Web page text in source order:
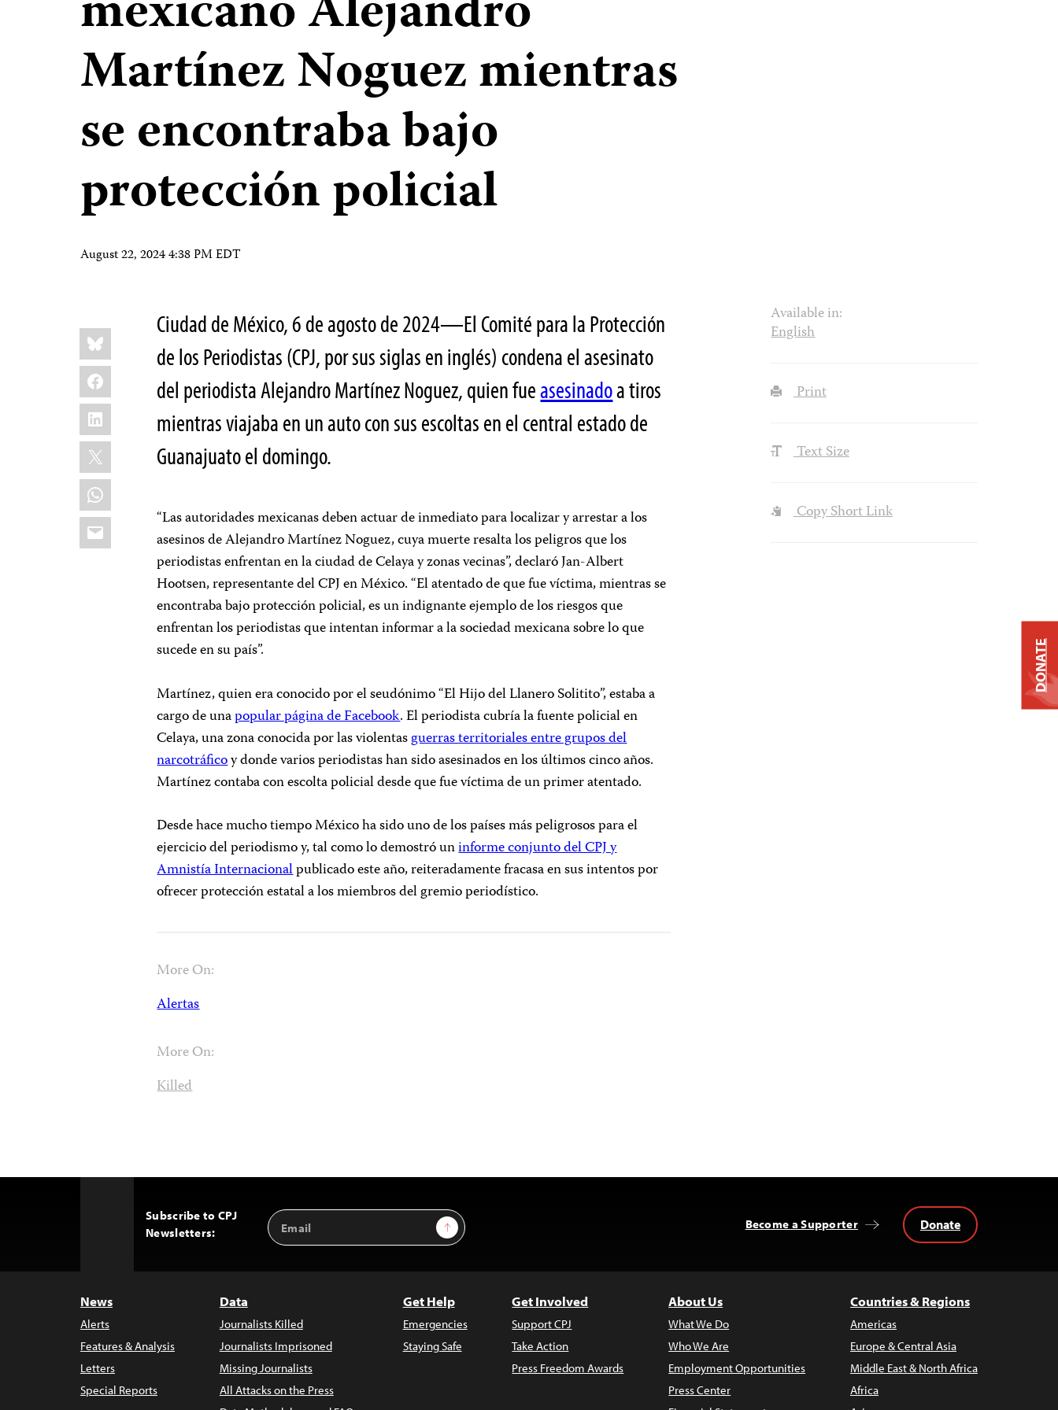
Martínez Noguez mientras
se encontraba bajo
protección policial
August 22, 2024 4:38 PM EDT
Share
this:
Bluesky
Facebook
LinkedIn
X
WhatsApp
Email
Ciudad de México, 6 de agosto de 2024—El Comité para la Protección
de los Periodistas (CPJ, por sus siglas en inglés) condena el asesinato
del periodista Alejandro Martínez Noguez, quien fueasesinadoa tiros
mientras viajaba en un auto con sus escoltas en el central estado de
Guanajuato el domingo.
“Las autoridades mexicanas deben actuar de inmediato para localizar y arrestar a los
asesinos de Alejandro Martínez Noguez, cuya muerte resalta los peligros que los
periodistas enfrentan en la ciudad de Celaya y zonas vecinas”, declaró Jan-Albert
Hootsen, representante del CPJ en México. “El atentado de que fue víctima, mientras se
encontraba bajo protección policial, es un indignante ejemplo de los riesgos que
enfrentan los periodistas que intentan informar a la sociedad mexicana sobre lo que
sucede en su país”.
Martínez, quien era conocido por el seudónimo “El Hijo del Llanero Solitito”, estaba a
cargo de unapopular página de Facebook. El periodista cubría la fuente policial en
Celaya, una zona conocida por las violentasguerras territoriales entre grupos del
narcotráficoy donde varios periodistas han sido asesinados en los últimos cinco años.
Martínez contaba con escolta policial desde que fue víctima de un primer atentado.
Desde hace mucho tiempo México ha sido uno de los países más peligrosos para el
ejercicio del periodismo y, tal como lo demostró uninforme conjunto del CPJ y
Amnistía Internacionalpublicado este año, reiteradamente fracasa en sus intentos por
ofrecer protección estatal a los miembros del gremio periodístico.
More On:
Alertas
More On:
Killed
Available in:
English
Print
Text Size
Copy Short Link
Subscribe to CPJ
Newsletters:
Email
Address
Sign Up Become a Supporter Donate
News
Alerts
Features & Analysis
Letters
Special Reports
Data
Journalists Killed
Journalists Imprisoned
Missing Journalists
All Attacks on the Press
Get Help
Emergencies
Staying Safe
Get Involved
Support CPJ
Take Action
Press Freedom Awards
About Us
What We Do
Who We Are
Employment Opportunities
Press Center
Countries & Regions
Americas
Europe & Central Asia
Middle East & North Africa
Africa
DONATE